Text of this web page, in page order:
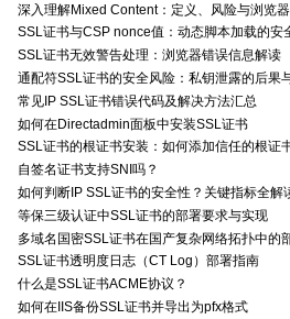
深入理解Mixed Content：定义、风险与浏览
SSL证书与CSP nonce值：动态脚本加载的安
SSL证书无效警告处理：浏览器错误信息解读
通配符SSL证书的安全风险：私钥泄露的后果
常见IP SSL证书错误代码及解决方法汇总
如何在Directadmin面板中安装SSL证书
SSL证书的根证书安装：如何添加信任的根证
自签名证书支持SNI吗？
如何判断IP SSL证书的安全性？关键指标全解
等保三级认证中SSL证书的部署要求与实现
多域名国密SSL证书在国产复杂网络拓扑中的
SSL证书透明度日志（CT Log）部署指南
什么是SSL证书ACME协议？
如何在IIS备份SSL证书并导出为pfx格式